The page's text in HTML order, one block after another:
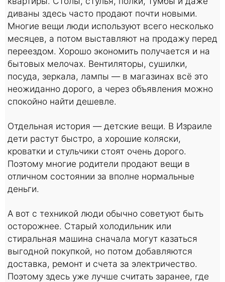
диваны здесь часто продают почти новыми.
Многие вещи люди используют всего несколько
месяцев, а потом выставляют на продажу перед
переездом. Хорошо экономить получается и на
бытовых мелочах. Вентиляторы, сушилки,
посуда, зеркала, лампы — в магазинах всё это
неожиданно дорого, а через объявления можно
спокойно найти дешевле.
Отдельная история — детские вещи. В Израиле
дети растут быстро, а хорошие коляски,
кроватки и стульчики стоят очень дорого.
Поэтому многие родители продают вещи в
отличном состоянии за вполне нормальные
деньги.
А вот с техникой люди обычно советуют быть
осторожнее. Старый холодильник или
стиральная машина сначала могут казаться
выгодной покупкой, но потом добавляются
доставка, ремонт и счета за электричество.
Поэтому здесь уже лучше считать заранее, где